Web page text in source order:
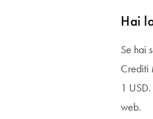
Hai
Se hai
Crediti
1
web.